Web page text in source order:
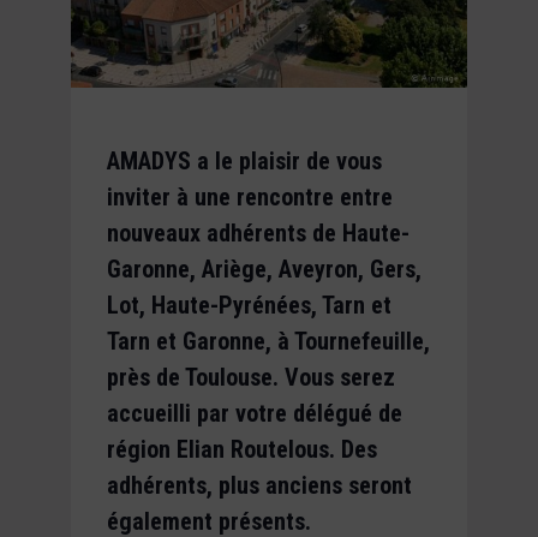
AMADYS a le plaisir de vous
inviter à une rencontre entre
nouveaux adhérents de Haute-
Garonne, Ariège, Aveyron, Gers,
Lot, Haute-Pyrénées, Tarn et
Tarn et Garonne, à Tournefeuille,
près de Toulouse. Vous serez
accueilli par votre délégué de
région Elian Routelous. Des
adhérents, plus anciens seront
également présents.